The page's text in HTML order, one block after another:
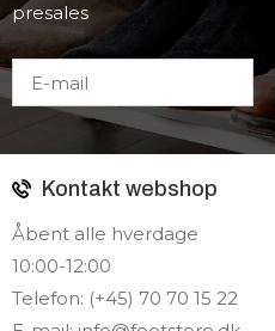
presales
Kontakt webshop
Åbent alle hverdage
10:00-12:00
Telefon: (+45) 70 70 15 22